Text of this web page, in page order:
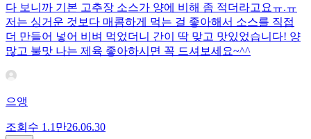
다 보니까 기본 고추장 소스가 양에 비해 좀 적더라고요ㅠ.ㅠ
저는 싱거운 것보다 매콤하게 먹는 걸 좋아해서 소스를 직접
더 만들어 넣어 비벼 먹었더니 간이 딱 맞고 맛있었습니다! 양
많고 불맛 나는 제육 좋아하시면 꼭 드셔보세요~^^
으앵
조회수 1.1만26.06.30